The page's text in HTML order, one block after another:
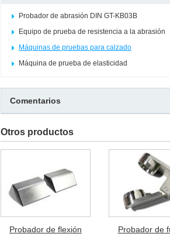
Probador de abrasión DIN GT-KB03B
Equipo de prueba de resistencia a la abrasión
Máquinas de pruebas para calzado
Máquina de prueba de elasticidad
Comentarios
Otros productos
Probador de flexión Probador de